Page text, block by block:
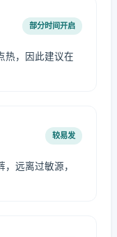
部分时间开启
热，因此建议在
较易发
远离过敏源，